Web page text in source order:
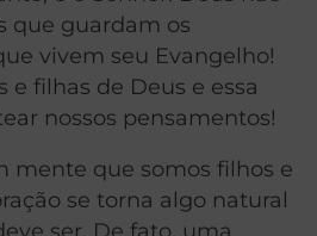
que guardam os
vivem seu Evangelho!
e filhas de Deus e essa
nossos pensamentos!
mente que somos filhos e
se torna algo natural